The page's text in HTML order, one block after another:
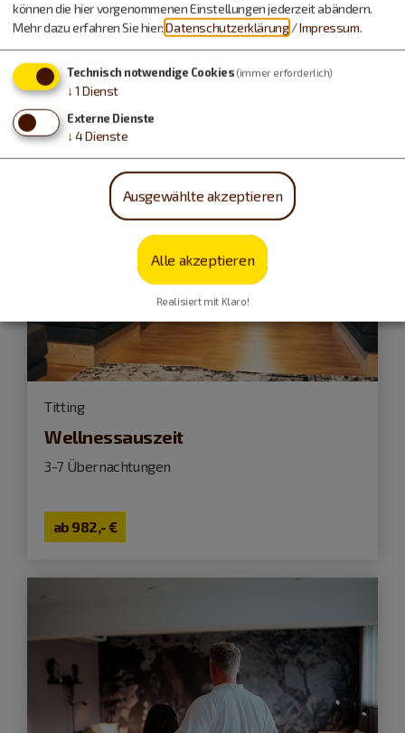
Pauschalen
Titting
Wellnessauszeit
3-7 Übernachtungen
ab 982,- €
können die hier vorgenommenen Einstellungen jederzeit abändern.
Mehr dazu erfahren Sie hier:Datenschutzerklärung /Impressum.
Technisch notwendige Cookies (immer erforderlich)
↓ 1 Dienst
Externe Dienste
↓ 4Dienste
Ausgewählte akzeptieren
Alle akzeptieren
Realisiert mit Klaro!